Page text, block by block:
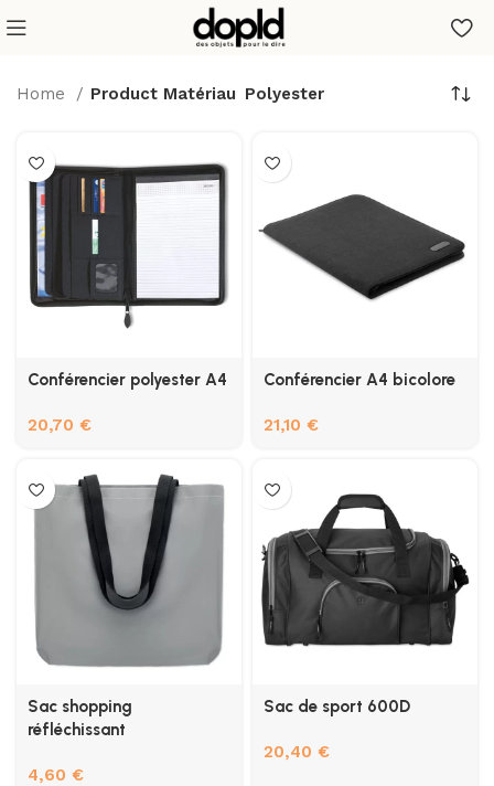
Home Product Matériau Polyester
Conférencier polyester A4
20,70 €
Conférencier A4 bicolore
21,10 €
Sac shopping
réfléchissant
4,60 €
Sac de sport 600D
20,40 €